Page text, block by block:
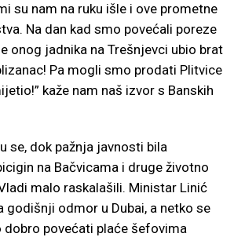
su nam na ruku išle i ove prometne
Na dan kad smo povećali poreze
onog jadnika na Trešnjevci ubio brat
Pa mogli smo prodati Plitvice
kaže nam naš izvor s Banskih
se, dok pažnja javnosti bila
na Bačvicama i druge životno
malo raskalašili. Ministar Linić
godišnji odmor u Dubai, a netko se
dobro povećati plaće šefovima